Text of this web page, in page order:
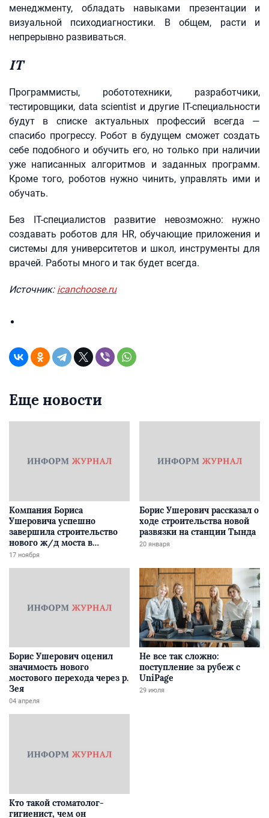
менеджменту, обладать навыками презентации и
визуальной психодиагностики. В общем, расти и
непрерывно развиваться.
IT
Программисты, робототехники, разработчики,
тестировщики, data scientist и другие IT-специальности
будут в списке актуальных профессий всегда —
спасибо прогрессу. Робот в будущем сможет создать
себе подобного и обучить его, но только при наличии
уже написанных алгоритмов и заданных программ.
Кроме того, роботов нужно чинить, управлять ими и
обучать.
Без IT-специалистов развитие невозможно: нужно
создавать роботов для HR, обучающие приложения и
системы для университетов и школ, инструменты для
врачей. Работы много и так будет всегда.
Источник: icanchoose.ru
Еще новости
Компания Бориса
Ушеровича успешно
завершила строительство
нового ж/д моста в
Забайкалье
17 ноября
Борис Ушерович рассказал о
ходе строительства новой
развязки на станции Тында
20 января
Борис Ушерович оценил
значимость нового
мостового перехода через р.
Зея
04 апреля
Не все так сложно:
поступление за рубеж с
UniPage
29 июля
Кто такой стоматолог-
гигиенист, чем он